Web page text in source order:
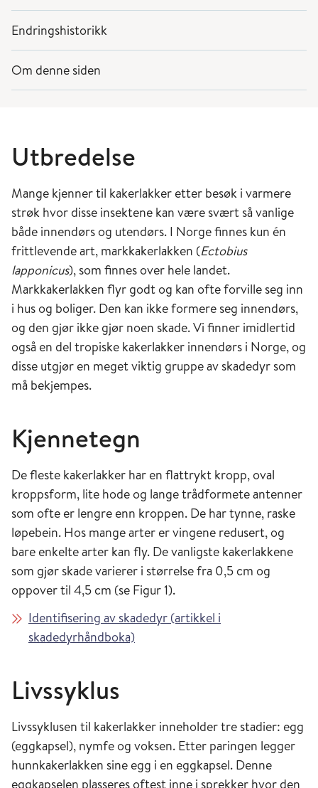
Endringshistorikk
Om denne siden
Utbredelse
Mange kjenner til kakerlakker etter besøk i varmere
strøk hvor disse insektene kan være svært så vanlige
både innendørs og utendørs. I Norge finnes kun én
frittlevende art, markkakerlakken (Ectobius
lapponicus), som finnes over hele landet.
Markkakerlakken flyr godt og kan ofte forville seg inn
i hus og boliger. Den kan ikke formere seg innendørs,
og den gjør ikke gjør noen skade. Vi finner imidlertid
også en del tropiske kakerlakker innendørs i Norge, og
disse utgjør en meget viktig gruppe av skadedyr som
må bekjempes.
Kjennetegn
De fleste kakerlakker har en flattrykt kropp, oval
kroppsform, lite hode og lange trådformete antenner
som ofte er lengre enn kroppen. De har tynne, raske
løpebein. Hos mange arter er vingene redusert, og
bare enkelte arter kan fly. De vanligste kakerlakkene
som gjør skade varierer i størrelse fra 0,5 cm og
oppover til 4,5 cm (se Figur 1).
Identifisering av skadedyr (artikkel i
skadedyrhåndboka)
Livssyklus
Livssyklusen til kakerlakker inneholder tre stadier: egg
(eggkapsel), nymfe og voksen. Etter paringen legger
hunnkakerlakken sine egg i en eggkapsel. Denne
eggkapselen plasseres oftest inne i sprekker hvor den